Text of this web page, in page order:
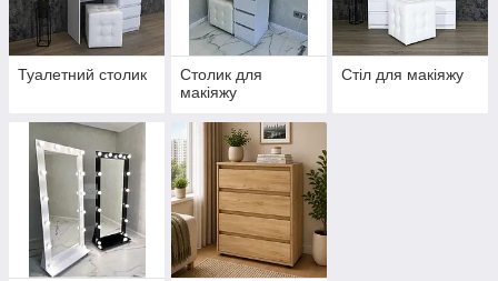
Туалетний столик
Столик для
макіяжу
Стіл для макіяжу